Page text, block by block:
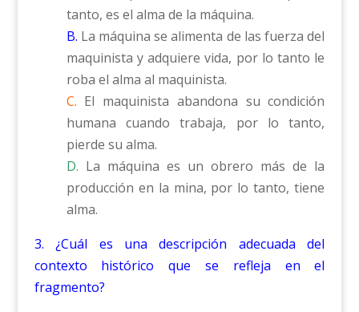
tanto, es el alma de la máquina.
B. La máquina se alimenta de las fuerza del
maquinista y adquiere vida, por lo tanto le
roba el alma al maquinista.
C. El maquinista abandona su condición
humana cuando trabaja, por lo tanto,
pierde su alma.
D. La máquina es un obrero más de la
producción en la mina, por lo tanto, tiene
alma.
3. ¿Cuál es una descripción adecuada del
contexto histórico que se refleja en el
fragmento?